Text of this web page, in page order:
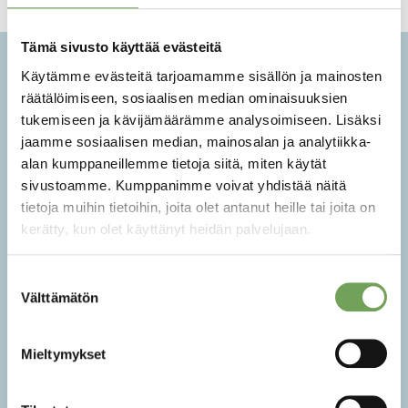
Tämä sivusto käyttää evästeitä
Käytämme evästeitä tarjoamamme sisällön ja mainosten
räätälöimiseen, sosiaalisen median ominaisuuksien
tukemiseen ja kävijämäärämme analysoimiseen. Lisäksi
jaamme sosiaalisen median, mainosalan ja analytiikka-
alan kumppaneillemme tietoja siitä, miten käytät
sivustoamme. Kumppanimme voivat yhdistää näitä
tietoja muihin tietoihin, joita olet antanut heille tai joita on
kerätty, kun olet käyttänyt heidän palvelujaan.
valinta
Välttämätön
Mieltymykset
TUTUSTU ALUEESEEN